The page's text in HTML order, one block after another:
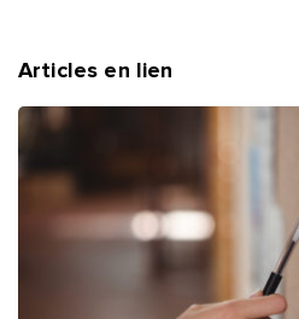
Articles en lien